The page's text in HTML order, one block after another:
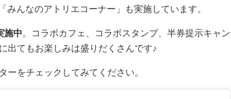
みんなのアトリエコーナー」も実施しています。
施中。コラボカフェ、コラボスタンプ、半券提示キャン
出てもお楽しみは盛りだくさんです♪
をチェックしてみてください。